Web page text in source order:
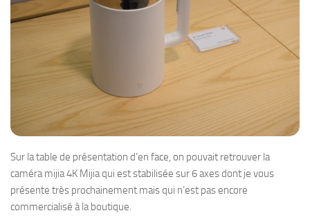
Sur la table de présentation d’en face, on pouvait retrouver la
caméra mijia 4K Mijia qui est stabilisée sur 6 axes dont je vous
présente très prochainement mais qui n’est pas encore
commercialisé à la boutique.